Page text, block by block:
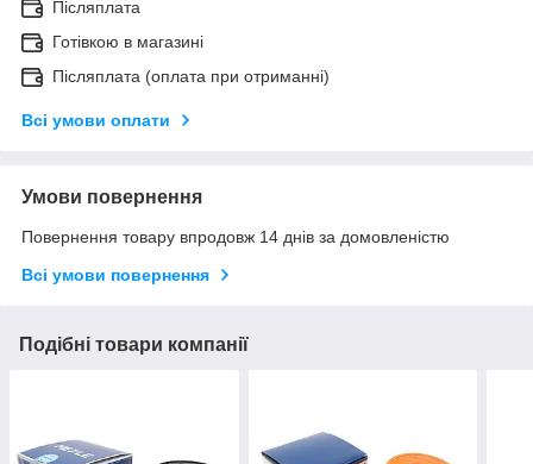
Післяплата
Готівкою в магазині
Післяплата (оплата при отриманні)
Всі умови оплати
Умови повернення
Повернення товару впродовж 14 днів за домовленістю
Всі умови повернення
Подібні товари компанії